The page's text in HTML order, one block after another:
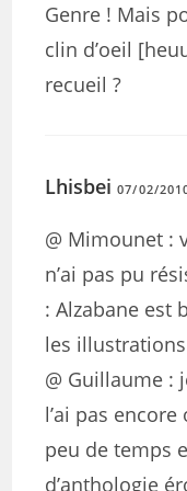
Genre ! Mais
clin d’oeil
recueil ?
Lhisbei 07/02/
@ Mimounet :
n’ai pas pu
: Alzabane est
les
@ Guillaume :
l’ai pas
peu de temps
d’anthologie